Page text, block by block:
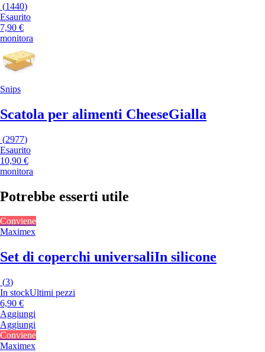
(1440)
Esaurito
7,90 €
monitora
Snips
Scatola per alimenti CheeseGialla
(2977)
Esaurito
10,90 €
monitora
Potrebbe esserti utile
Conviene
Maximex
Set di coperchi universaliIn silicone
(3)
In stockUltimi pezzi
6,90 €
Aggiungi
Aggiungi
Conviene
Maximex